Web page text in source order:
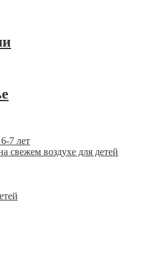
7 лет
свежем воздухе для детей